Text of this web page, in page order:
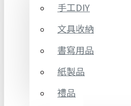
手工DIY
文具收納
書寫用品
紙製品
禮品